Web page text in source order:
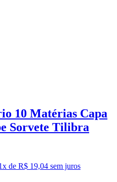
10 Matérias Capa
Sorvete Tilibra
x de R$ 19,04 sem juros